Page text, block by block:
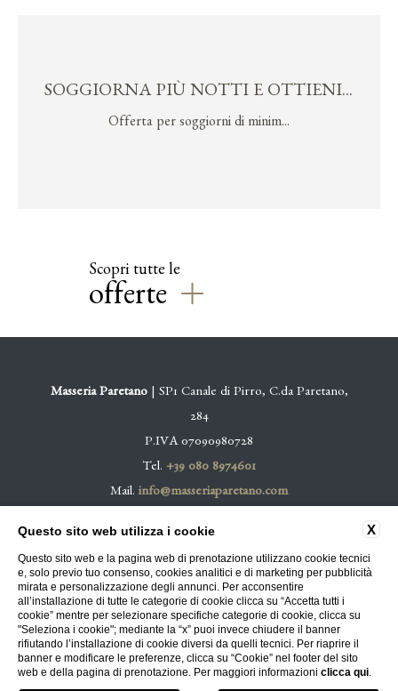
SOGGIORNA PIÙ NOTTI E OTTIENI...
Offerta per soggiorni di minim...
Scopri tutte le
offerte
Masseria Paretano| SP1 Canale di Pirro, C.da Paretano,
284
P.IVA 07090980728
Tel. +39 080 8974601
Mail. info@masseriaparetano.com
COOKIE POLICY ACCESSIBILITÀ
WEBSITE BY BLASTNESS
X
Questo sito web utilizza i cookie
Questo sito web e la pagina web di prenotazione utilizzano cookie tecnici
e, solo previo tuo consenso, cookies analitici e di marketing per pubblicità
mirata e personalizzazione degli annunci. Per acconsentire
all’installazione di tutte le categorie di cookie clicca su “Accetta tutti i
cookie” mentre per selezionare specifiche categorie di cookie, clicca su
"Seleziona i cookie"; mediante la “x” puoi invece chiudere il banner
rifiutando l’installazione di cookie diversi da quelli tecnici. Per riaprire il
banner e modificare le preferenze, clicca su “Cookie” nel footer del sito
web e della pagina di prenotazione. Per maggiori informazioni clicca qui.